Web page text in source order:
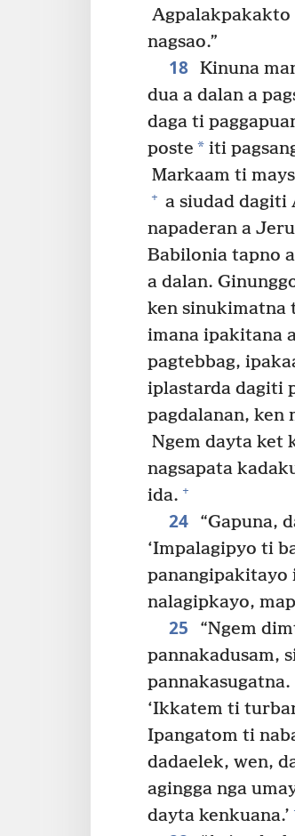
nagsao.”
18 Kinuna
dua a dalan a
daga ti
poste * iti
Markaam ti
+ a siudad dagiti
napaderan a
Babilonia tapno
a dalan.
ken sinukimatna
imana ipakitana
pagtebbag,
iplastarda dagiti
pagdalanan, ken
Ngem dayta ket
nagsapata
ida. +
24
“Gapuna,
‘Impalagipyo ti
panangipakitayo
nalagipkayo,
25
“Ngem
pannakadusam,
pannakasugatna.
‘Ikkatem ti
Ipangatom ti
dadaelek, wen,
agingga nga
dayta kenkuana.’